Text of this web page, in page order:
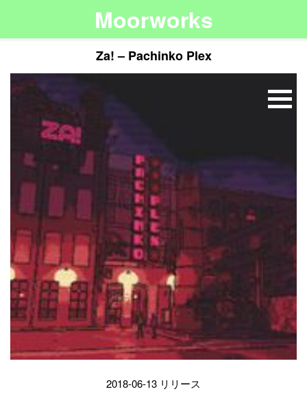
Moorworks
Za! – Pachinko Plex
2018-06-13 リリース